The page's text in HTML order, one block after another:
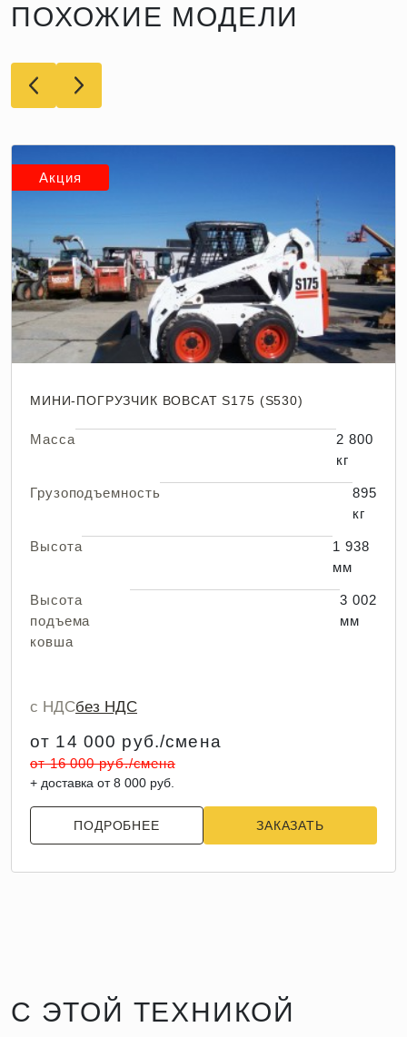
ПОХОЖИЕ МОДЕЛИ
Акция
МИНИ-ПОГРУЗЧИК BOBCAT S175 (S530)
Масса
2 800
кг
Грузоподъемность
895
кг
Высота
1 938
мм
Высота
подъема
ковша
3 002
мм
с НДСбез НДС
от 14 000 руб./смена
от 16 000 руб./смена
+ доставка от 8 000 руб.
ПОДРОБНЕЕ ЗАКАЗАТЬ
С ЭТОЙ ТЕХНИКОЙ